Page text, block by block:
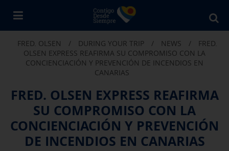
FRED. OLSEN / DURING YOUR TRIP / NEWS /
FRED.
OLSEN EXPRESS REAFIRMA SU COMPROMISO CON LA
CONCIENCIACIÓN Y PREVENCIÓN DE INCENDIOS EN
CANARIAS
FRED. OLSEN EXPRESS REAFIRMA
SU COMPROMISO CON LA
CONCIENCIACIÓN Y PREVENCIÓN
DE INCENDIOS EN CANARIAS